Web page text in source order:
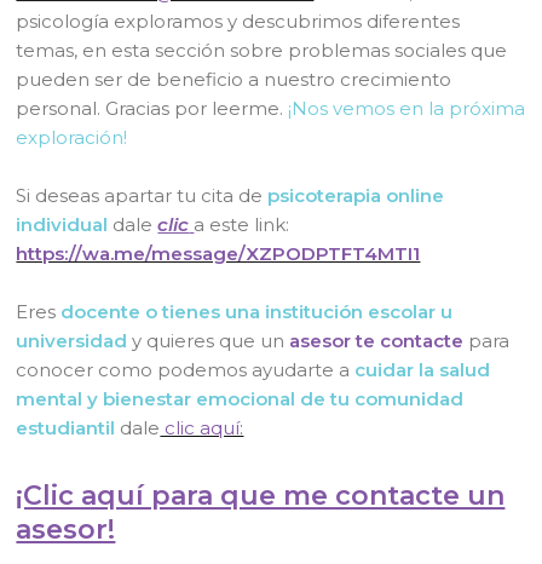
psicología exploramos y descubrimos diferentes
temas, en esta sección sobre problemas sociales que
pueden ser de beneficio a nuestro crecimiento
personal. Gracias por leerme. ¡Nos vemos en la próxima
exploración!
Si deseas apartar tu cita de psicoterapia online
individual dale clic a este link:
https://wa.me/message/XZPODPTFT4MTI1
Eres docente o tienes una institución escolar u
universidad y quieres que un asesor te contacte para
conocer como podemos ayudarte a cuidar la salud
mental y bienestar emocional de tu comunidad
estudiantil dale clic aquí:
¡Clic aquí para que me contacte un
asesor!